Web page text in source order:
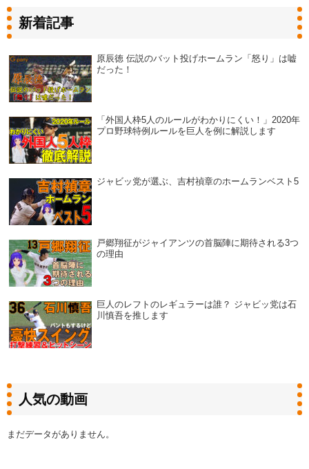
新着記事
原辰徳 伝説のバット投げホームラン「怒り」は嘘
だった！
「外国人枠5人のルールがわかりにくい！」2020年
プロ野球特例ルールを巨人を例に解説します
ジャビッ党が選ぶ、吉村禎章のホームランベスト5
戸郷翔征がジャイアンツの首脳陣に期待される3つ
の理由
巨人のレフトのレギュラーは誰？ ジャビッ党は石
川慎吾を推します
人気の動画
まだデータがありません。